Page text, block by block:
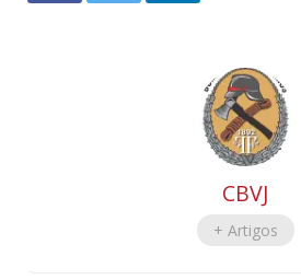
CBVJ
+ Artigos